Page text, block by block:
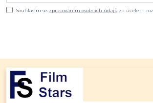
Souhlasím se zpracováním osobních údajů za účelem